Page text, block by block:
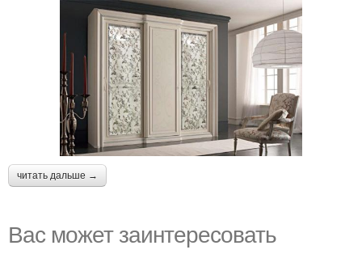
читать дальше →
Вас может заинтересовать